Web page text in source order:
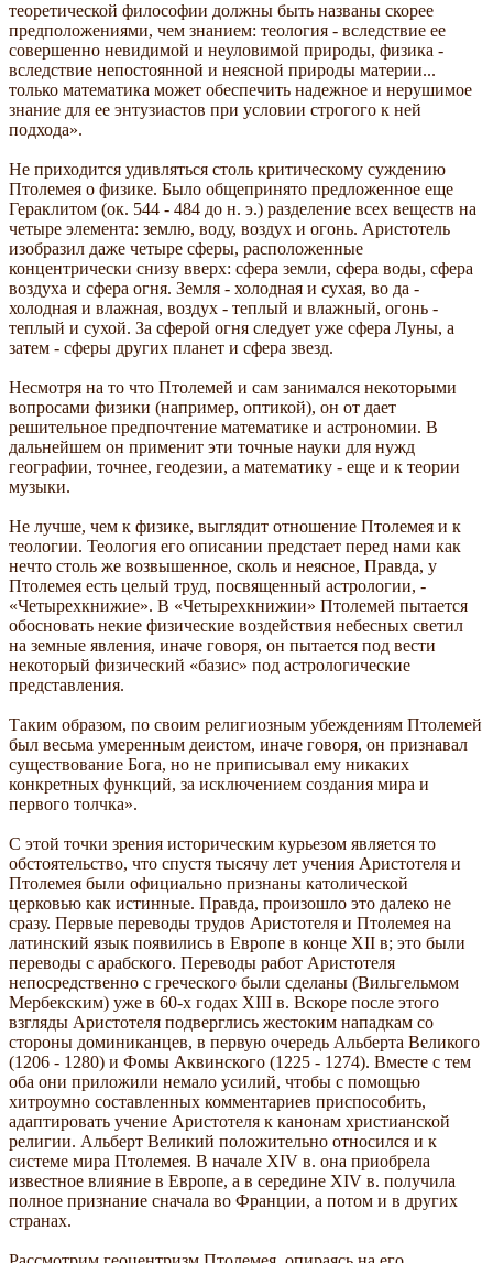
теоретической философии должны быть названы скорее
предположениями, чем знанием: теология - вследствие ее
совершенно невидимой и неуловимой природы, физика -
вследствие непостоянной и неясной природы материи...
только математика может обеспечить надежное и нерушимое
знание для ее энтузиастов при условии строгого к ней
подхода».
Не приходится удивляться столь критическому суждению
Птолемея о физике. Было общепринято предложенное еще
Гераклитом (ок. 544 - 484 до н. э.) разделение всех веществ на
четыре элемента: землю, воду, воздух и огонь. Аристотель
изобразил даже четыре сферы, расположенные
концентрически снизу вверх: сфера земли, сфера воды, сфера
воздуха и сфера огня. Земля - холодная и сухая, во да -
холодная и влажная, воздух - теплый и влажный, огонь -
теплый и сухой. За сферой огня следует уже сфера Луны, а
затем - сферы других планет и сфера звезд.
Несмотря на то что Птолемей и сам занимался некоторыми
вопросами физики (например, оптикой), он от дает
решительное предпочтение математике и астрономии. В
дальнейшем он применит эти точные науки для нужд
географии, точнее, геодезии, а математику - еще и к теории
музыки.
Не лучше, чем к физике, выглядит отношение Птолемея и к
теологии. Теология его описании предстает перед нами как
нечто столь же возвышенное, сколь и неясное, Правда, у
Птолемея есть целый труд, посвященный астрологии, -
«Четырехкнижие». В «Четырехкнижии» Птолемей пытается
обосновать некие физические воздействия небесных светил
на земные явления, иначе говоря, он пытается под вести
некоторый физический «базис» под астрологические
представления.
Таким образом, по своим религиозным убеждениям Птолемей
был весьма умеренным деистом, иначе говоря, он признавал
существование Бога, но не приписывал ему никаких
конкретных функций, за исключением создания мира и
первого толчка».
С этой точки зрения историческим курьезом является то
обстоятельство, что спустя тысячу лет учения Аристотеля и
Птолемея были официально признаны католической
церковью как истинные. Правда, произошло это далеко не
сразу. Первые переводы трудов Аристотеля и Птолемея на
латинский язык появились в Европе в конце XII в; это были
переводы с арабского. Переводы работ Аристотеля
непосредственно с греческого были сделаны (Вильгельмом
Мербекским) уже в 60-х годах XIII в. Вскоре после этого
взгляды Аристотеля подверглись жестоким нападкам со
стороны доминиканцев, в первую очередь Альберта Великого
(1206 - 1280) и Фомы Аквинского (1225 - 1274). Вместе с тем
оба они приложили немало усилий, чтобы с помощью
хитроумно составленных комментариев приспособить,
адаптировать учение Аристотеля к канонам христианской
религии. Альберт Великий положительно относился и к
системе мира Птолемея. В начале XIV в. она приобрела
известное влияние в Европе, а в середине XIV в. получила
полное признание сначала во Франции, а потом и в других
странах.